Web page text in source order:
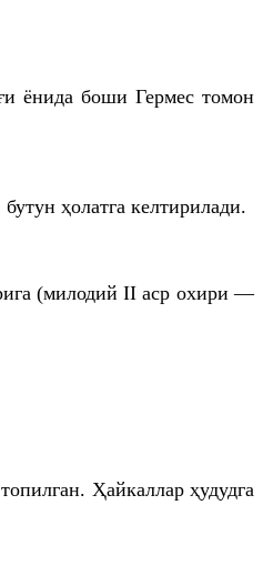
ёнида боши Гермес томон
ҳолатга келтирилади.
(милодий II аср охири —
Ҳайкаллар ҳудудга